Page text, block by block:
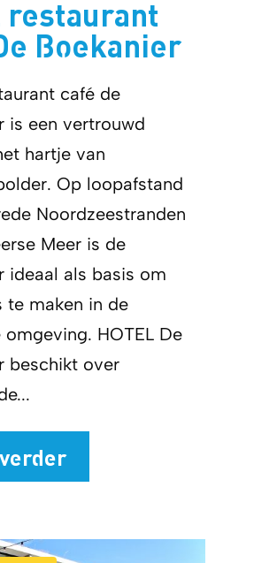
restaurant
Boekanier
café de
is een vertrouwd
hartje van
Op loopafstand
Noordzeestranden
Meer is de
ideaal als basis om
te maken in de
HOTEL De
beschikt over